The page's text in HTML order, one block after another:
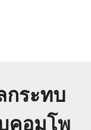
กระทบ
คอมโพ